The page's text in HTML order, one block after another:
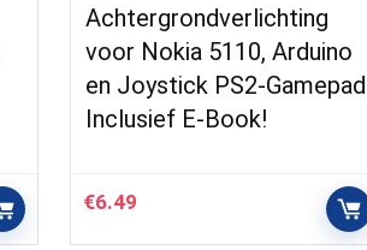
Achtergrondverlichting
voor Nokia 5110, Arduino
en Joystick PS2-Gamepad
Inclusief E-Book!
€6.49